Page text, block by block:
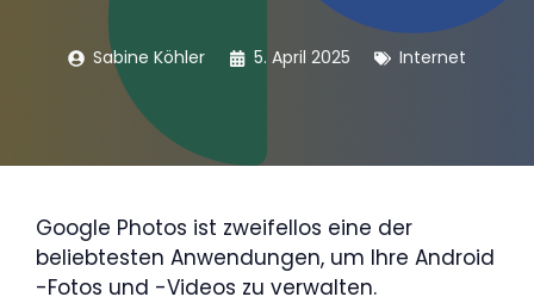
Sabine Köhler 5. April 2025 Internet
Google Photos ist zweifellos eine der
beliebtesten Anwendungen, um Ihre Android
-Fotos und -Videos zu verwalten.